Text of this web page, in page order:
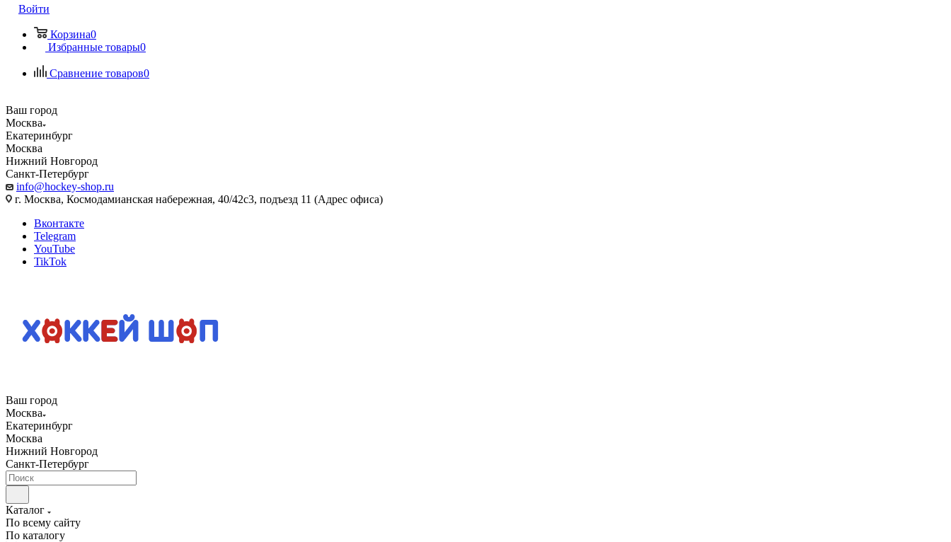
Войти
Корзина0
Избранные товары0
Сравнение товаров0
Ваш город
Москва
Екатеринбург
Москва
Нижний Новгород
Санкт-Петербург
info@hockey-shop.ru
г. Москва, Космодамианская набережная, 40/42с3, подъезд 11 (Адрес офиса)
Вконтакте
Telegram
YouTube
TikTok
Ваш город
Москва
Екатеринбург
Москва
Нижний Новгород
Санкт-Петербург
Каталог
По всему сайту
По каталогу